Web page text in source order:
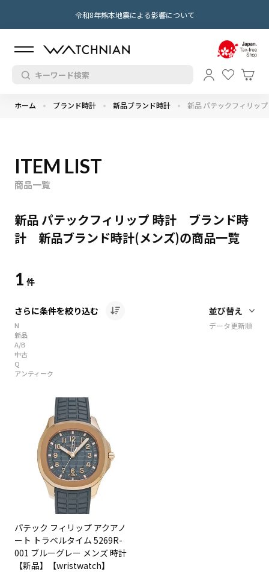
令和8年熊本地震による影響について
ホーム ブランド時計 新品ブランド時計 新品 パテックフィリップ
ITEM LIST
商品一覧
新品 パテックフィリップ 時計 ブランド時
計 新品ブランド時計(メンズ)の商品一覧
1 件
さらに条件を絞り込む
N
新品
A/B
中古
Q
アンティーク
データ更新順
パテック フィリップ アクアノ
ート トラベルタイム 5269R-
001 ブルーグレー メンズ 時計
【新品】【wristwatch】